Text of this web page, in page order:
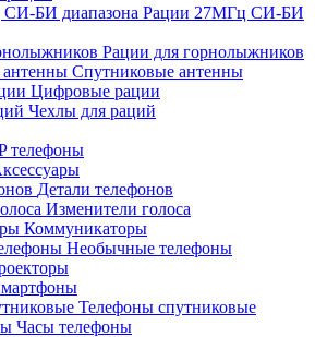
Рации 27МГц СИ-БИ
Рации для горнолыжников
Спутниковые антенны
Цифровые рации
Чехлы для раций
телефоны
Детали телефонов
Изменители голоса
Коммуникаторы
Необычные телефоны
Телефоны спутниковые
Часы телефоны